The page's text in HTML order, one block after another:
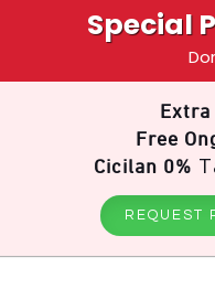
Special
Free
Cicilan 0%
REQUEST